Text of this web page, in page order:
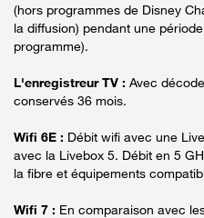
(hors programmes de Disney
la diffusion) pendant une
programme).
L'enregistreur TV : Avec
conservés 36 mois.
Wifi 6E : Débit wifi avec une
avec la Livebox 5. Débit en 5
la fibre et équipements
Wifi 7 : En comparaison avec